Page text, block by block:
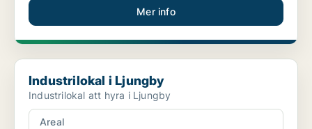
Mer info
Industrilokal i Ljungby
Industrilokal i Ljungby
Industrilokal att hyra i Ljungby
Areal